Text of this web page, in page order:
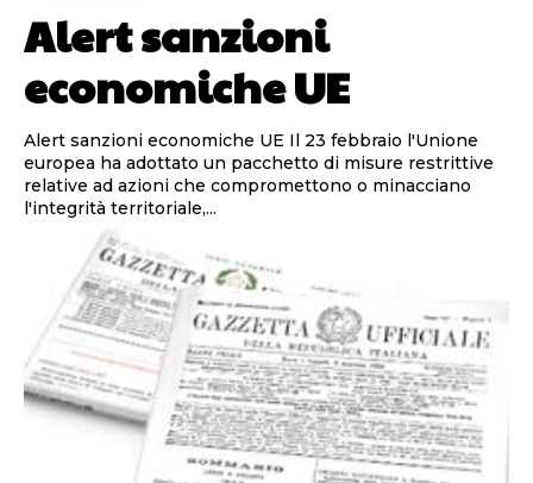
Alert sanzioni
economiche UE
Alert sanzioni economiche UE Il 23 febbraio l'Unione
europea ha adottato un pacchetto di misure restrittive
relative ad azioni che compromettono o minacciano
l'integrità territoriale,...